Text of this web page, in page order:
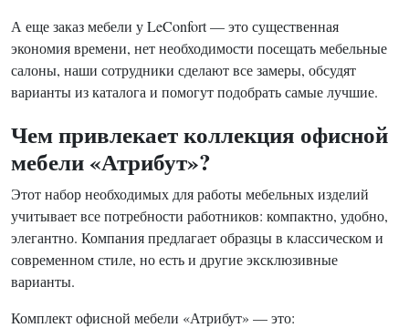
А еще заказ мебели у LeConfort — это существенная
экономия времени, нет необходимости посещать мебельные
салоны, наши сотрудники сделают все замеры, обсудят
варианты из каталога и помогут подобрать самые лучшие.
Чем привлекает коллекция офисной
мебели «Атрибут»?
Этот набор необходимых для работы мебельных изделий
учитывает все потребности работников: компактно, удобно,
элегантно. Компания предлагает образцы в классическом и
современном стиле, но есть и другие эксклюзивные
варианты.
Комплект офисной мебели «Атрибут» — это: